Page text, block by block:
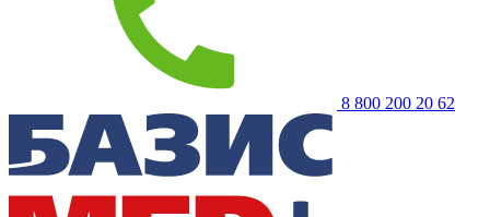
8 800 200 20 62